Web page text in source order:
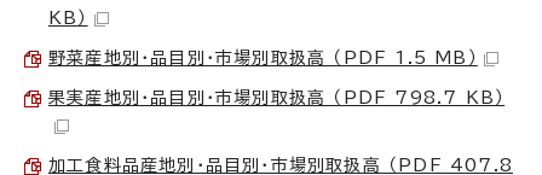
KB）
野菜産地別・品目別・市場別取扱高 （PDF 1.5 MB）
果実産地別・品目別・市場別取扱高 （PDF 798.7 KB）
加工食料品産地別・品目別・市場別取扱高 （PDF 407.8